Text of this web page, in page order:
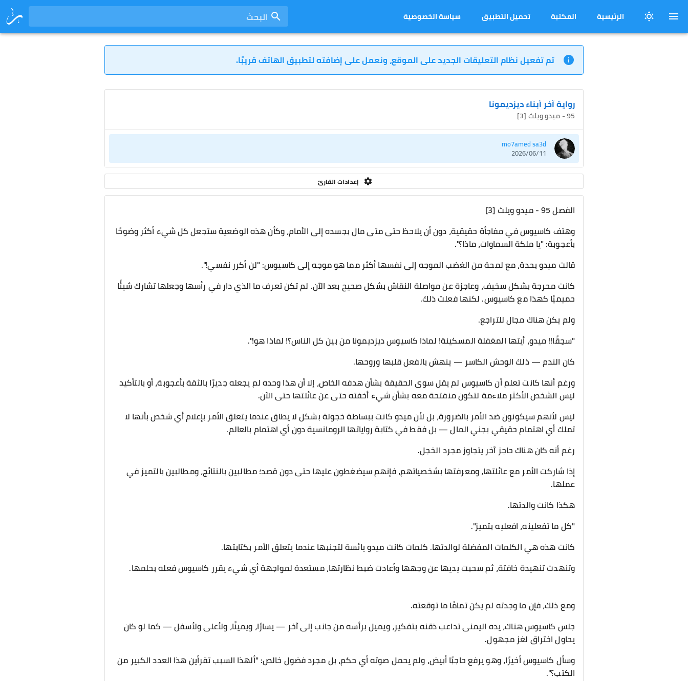
الرئيسية المكتبة تحميل التطبيق سياسة الخصوصية البحث
تم تفعيل نظام التعليقات الجديد على الموقع، ونعمل على إضافته لتطبيق الهاتف قريبًا.
رواية آخر أبناء ديزديمونا
95 - ميدو ويلث [3]
mo7amed sa3d
2026/06/11
إعدادات القارئ
الفصل 95 - ميدو ويلث [3]
وهتف كاسيوس في مفاجأة حقيقية، دون أن يلاحظ حتى متى مال بجسده إلى الأمام، وكأن هذه الوضعية ستجعل كل شيء أكثر وضوحًا
بأعجوبة: "يا ملكة السماوات، ماذا؟".
قالت ميدو بحدة، مع لمحة من الغضب الموجه إلى نفسها أكثر مما هو موجه إلى كاسيوس: "لن أكرر نفسي!".
كانت محرجة بشكل سخيف، وعاجزة عن مواصلة النقاش بشكل صحيح بعد الآن. لم تكن تعرف ما الذي دار في رأسها وجعلها تشارك شيئًا
حميميًا كهذا مع كاسيوس. لكنها فعلت ذلك.
ولم يكن هناك مجال للتراجع.
"سحِقًا!! ميدو، أيتها المغفلة المسكينة! لماذا كاسيوس ديزديمونا من بين كل الناس؟! لماذا هو!".
كان الندم — ذلك الوحش الكاسر — ينهش بالفعل قلبها وروحها.
ورغم أنها كانت تعلم أن كاسيوس لم يقل سوى الحقيقة بشأن هدفه الخاص، إلا أن هذا وحده لم يجعله جديرًا بالثقة بأعجوبة، أو بالتأكيد
ليس الشخص الأكثر ملاءمة لتكون منفتحة معه بشأن شيء أخفته حتى عن عائلتها حتى الآن.
ليس لأنهم سيكونون ضد الأمر بالضرورة، بل لأن ميدو كانت ببساطة خجولة بشكل لا يطاق عندما يتعلق الأمر بإعلام أي شخص بأنها لا
تملك أي اهتمام حقيقي بجني المال — بل فقط في كتابة رواياتها الرومانسية دون أي اهتمام بالعالم.
رغم أنه كان هناك حاجز آخر يتجاوز مجرد الخجل.
إذا شاركت الأمر مع عائلتها، ومعرفتها بشخصياتهم، فإنهم سيضغطون عليها حتى دون قصد؛ مطالبين بالنتائج، ومطالبين بالتميز في
عملها.
هكذا كانت والدتها.
"كل ما تفعلينه، افعليه بتميز".
كانت هذه هي الكلمات المفضلة لوالدتها. كلمات كانت ميدو يائسة لتجنبها عندما يتعلق الأمر بكتابتها.
وتنهدت تنهيدة خافتة، ثم سحبت يديها عن وجهها وأعادت ضبط نظارتها، مستعدة لمواجهة أي شيء يقرر كاسيوس فعله بحلمها.
ومع ذلك، فإن ما وجدته لم يكن تمامًا ما توقعته.
جلس كاسيوس هناك، يده اليمنى تداعب ذقنه بتفكير، ويميل برأسه من جانب إلى آخر — يسارًا، ويمينًا، ولأعلى ولأسفل — كما لو كان
يحاول اختراق لغز مجهول.
وسأل كاسيوس أخيرًا، وهو يرفع حاجبًا أبيض، ولم يحمل صوته أي حكم، بل مجرد فضول خالص: "ألهذا السبب تقرأين هذا العدد الكبير من
الكتب؟".